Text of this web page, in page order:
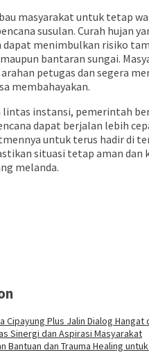
masyarakat untuk tetap
susulan. Curah hujan
menimbulkan risiko
bantaran sungai.
petugas dan segera
membahayakan.
lintas instansi, pemerintah
dapat berjalan lebih
untuk terus hadir di
situasi tetap aman dan
melanda.
Cipayung Plus Jalin Dialog Hangat
Sinergi dan Aspirasi Masyarakat
Bantuan dan Trauma Healing